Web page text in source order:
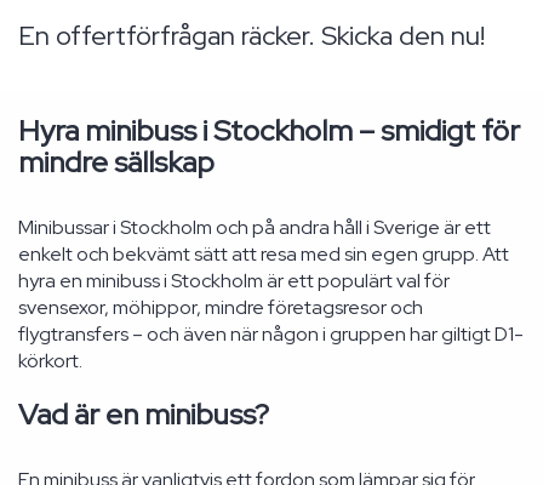
En offertförfrågan räcker. Skicka den nu!
Hyra minibuss i Stockholm – smidigt för
mindre sällskap
Minibussar i Stockholm och på andra håll i Sverige är ett
enkelt och bekvämt sätt att resa med sin egen grupp. Att
hyra en minibuss i Stockholm är ett populärt val för
svensexor, möhippor, mindre företagsresor och
flygtransfers – och även när någon i gruppen har giltigt D1-
körkort.
Vad är en minibuss?
En minibuss är vanligtvis ett fordon som lämpar sig för